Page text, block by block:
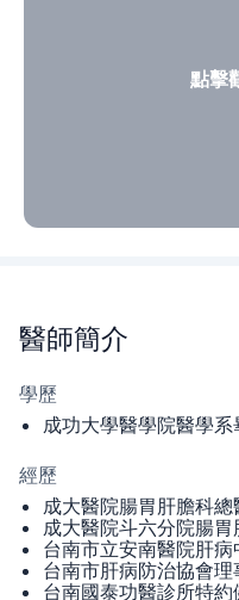
點擊
醫師簡介
學歷
成功大學醫學院醫學系
經歷
成大醫院腸胃肝膽科總
成大醫院斗六分院腸
台南市立安南醫院肝病
台南市肝病防治協會理
台南國泰功醫診所特約